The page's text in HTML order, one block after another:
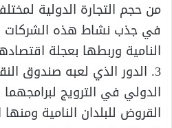
من حجم التجارة الدولية
في جذب نشاط هذه الشركات
النامية وربطها بعجلة
3. الدور الذي لعبه صندوق
الدولي في الترويج
القروض للبلدان النامية